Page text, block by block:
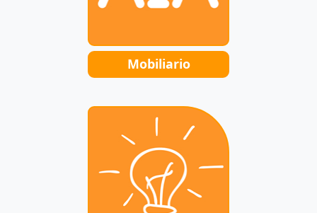
Mobiliario